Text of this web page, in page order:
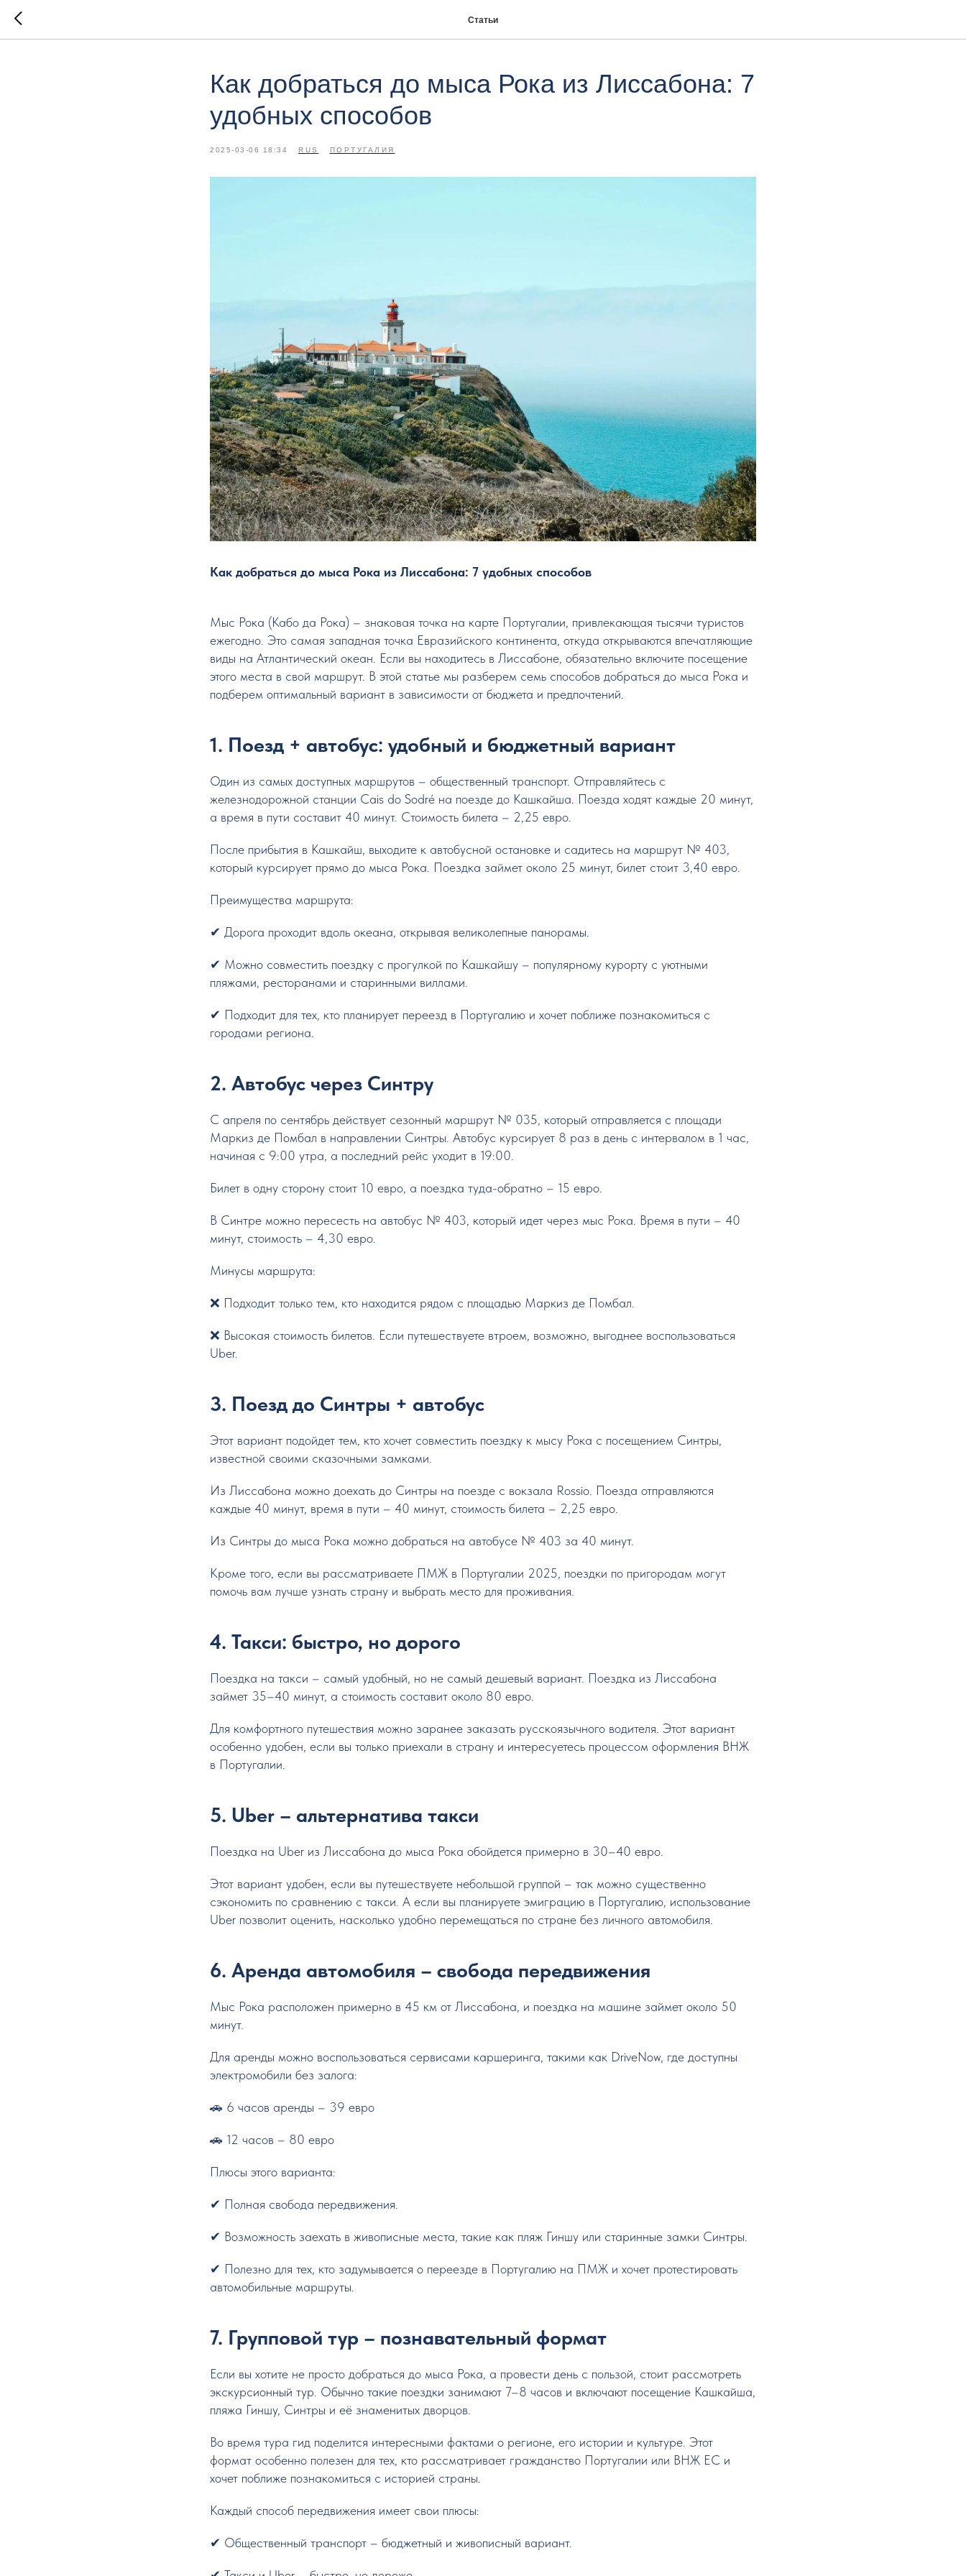
Статьи
Как добраться до мыса Рока из Лиссабона: 7
удобных способов
2025-03-06 18:34 RUS ПОРТУГАЛИЯ
Как добраться до мыса Рока из Лиссабона: 7 удобных способов
Мыс Рока (Кабо да Рока) – знаковая точка на карте Португалии, привлекающая тысячи туристов
ежегодно. Это самая западная точка Евразийского континента, откуда открываются впечатляющие
виды на Атлантический океан. Если вы находитесь в Лиссабоне, обязательно включите посещение
этого места в свой маршрут. В этой статье мы разберем семь способов добраться до мыса Рока и
подберем оптимальный вариант в зависимости от бюджета и предпочтений.
1. Поезд + автобус: удобный и бюджетный вариант
Один из самых доступных маршрутов – общественный транспорт. Отправляйтесь с
железнодорожной станции Cais do Sodré на поезде до Кашкайша. Поезда ходят каждые 20 минут,
а время в пути составит 40 минут. Стоимость билета – 2,25 евро.
После прибытия в Кашкайш, выходите к автобусной остановке и садитесь на маршрут № 403,
который курсирует прямо до мыса Рока. Поездка займет около 25 минут, билет стоит 3,40 евро.
Преимущества маршрута:
✔ Дорога проходит вдоль океана, открывая великолепные панорамы.
✔ Можно совместить поездку с прогулкой по Кашкайшу – популярному курорту с уютными
пляжами, ресторанами и старинными виллами.
✔ Подходит для тех, кто планирует переезд в Португалию и хочет поближе познакомиться с
городами региона.
2. Автобус через Синтру
С апреля по сентябрь действует сезонный маршрут № 035, который отправляется с площади
Маркиз де Помбал в направлении Синтры. Автобус курсирует 8 раз в день с интервалом в 1 час,
начиная с 9:00 утра, а последний рейс уходит в 19:00.
Билет в одну сторону стоит 10 евро, а поездка туда-обратно – 15 евро.
В Синтре можно пересесть на автобус № 403, который идет через мыс Рока. Время в пути – 40
минут, стоимость – 4,30 евро.
Минусы маршрута:
❌ Подходит только тем, кто находится рядом с площадью Маркиз де Помбал.
❌ Высокая стоимость билетов. Если путешествуете втроем, возможно, выгоднее воспользоваться
Uber.
3. Поезд до Синтры + автобус
Этот вариант подойдет тем, кто хочет совместить поездку к мысу Рока с посещением Синтры,
известной своими сказочными замками.
Из Лиссабона можно доехать до Синтры на поезде с вокзала Rossio. Поезда отправляются
каждые 40 минут, время в пути – 40 минут, стоимость билета – 2,25 евро.
Из Синтры до мыса Рока можно добраться на автобусе № 403 за 40 минут.
Кроме того, если вы рассматриваете ПМЖ в Португалии 2025, поездки по пригородам могут
помочь вам лучше узнать страну и выбрать место для проживания.
4. Такси: быстро, но дорого
Поездка на такси – самый удобный, но не самый дешевый вариант. Поездка из Лиссабона
займет 35–40 минут, а стоимость составит около 80 евро.
Для комфортного путешествия можно заранее заказать русскоязычного водителя. Этот вариант
особенно удобен, если вы только приехали в страну и интересуетесь процессом оформления ВНЖ
в Португалии.
5. Uber – альтернатива такси
Поездка на Uber из Лиссабона до мыса Рока обойдется примерно в 30–40 евро.
Этот вариант удобен, если вы путешествуете небольшой группой – так можно существенно
сэкономить по сравнению с такси. А если вы планируете эмиграцию в Португалию, использование
Uber позволит оценить, насколько удобно перемещаться по стране без личного автомобиля.
6. Аренда автомобиля – свобода передвижения
Мыс Рока расположен примерно в 45 км от Лиссабона, и поездка на машине займет около 50
минут.
Для аренды можно воспользоваться сервисами каршеринга, такими как DriveNow, где доступны
электромобили без залога:
🚗 6 часов аренды – 39 евро
🚗 12 часов – 80 евро
Плюсы этого варианта:
✔ Полная свобода передвижения.
✔ Возможность заехать в живописные места, такие как пляж Гиншу или старинные замки Синтры.
✔ Полезно для тех, кто задумывается о переезде в Португалию на ПМЖ и хочет протестировать
автомобильные маршруты.
7. Групповой тур – познавательный формат
Если вы хотите не просто добраться до мыса Рока, а провести день с пользой, стоит рассмотреть
экскурсионный тур. Обычно такие поездки занимают 7–8 часов и включают посещение Кашкайша,
пляжа Гиншу, Синтры и её знаменитых дворцов.
Во время тура гид поделится интересными фактами о регионе, его истории и культуре. Этот
формат особенно полезен для тех, кто рассматривает гражданство Португалии или ВНЖ ЕС и
хочет поближе познакомиться с историей страны.
Каждый способ передвижения имеет свои плюсы:
✔ Общественный транспорт – бюджетный и живописный вариант.